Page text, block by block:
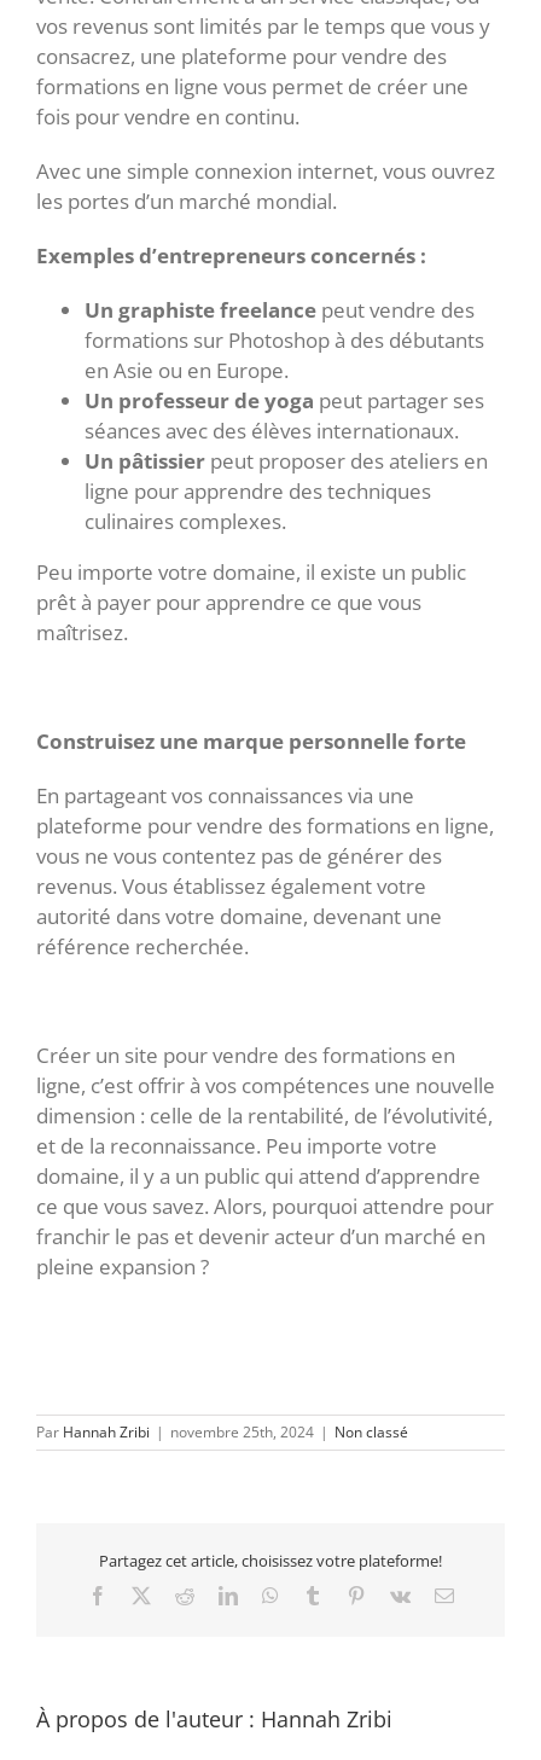
vos revenus sont limités par le temps que vous y
consacrez, une plateforme pour vendre des
formations en ligne vous permet de créer une
fois pour vendre en continu.
Avec une simple connexion internet, vous ouvrez
les portes d’un marché mondial.
Exemples d’entrepreneurs concernés :
Un graphiste freelance peut vendre des
formations sur Photoshop à des débutants
en Asie ou en Europe.
Un professeur de yoga peut partager ses
séances avec des élèves internationaux.
Un pâtissier peut proposer des ateliers en
ligne pour apprendre des techniques
culinaires complexes.
Peu importe votre domaine, il existe un public
prêt à payer pour apprendre ce que vous
maîtrisez.
Construisez une marque personnelle forte
En partageant vos connaissances via une
plateforme pour vendre des formations en ligne,
vous ne vous contentez pas de générer des
revenus. Vous établissez également votre
autorité dans votre domaine, devenant une
référence recherchée.
Créer un site pour vendre des formations en
ligne, c’est offrir à vos compétences une nouvelle
dimension : celle de la rentabilité, de l’évolutivité,
et de la reconnaissance. Peu importe votre
domaine, il y a un public qui attend d’apprendre
ce que vous savez. Alors, pourquoi attendre pour
franchir le pas et devenir acteur d’un marché en
pleine expansion ?
Par Hannah Zribi | novembre 25th, 2024 | Non classé
Partagez cet article, choisissez votre plateforme!
Facebook RedditLinkedInWhatsApp
Tumblr Pinterest
Vk Email
À propos de l'auteur : Hannah Zribi